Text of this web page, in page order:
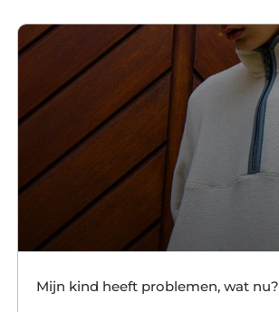
Mijn kind heeft problemen, wat nu?